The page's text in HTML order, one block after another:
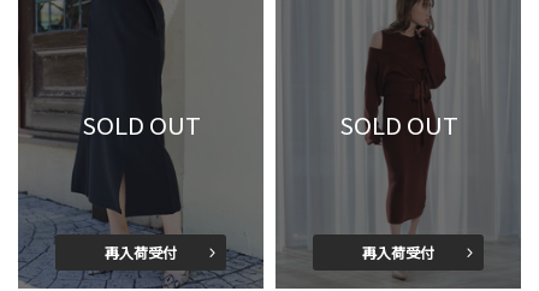
SOLD OUT
再入荷受付
SOLD OUT
再入荷受付